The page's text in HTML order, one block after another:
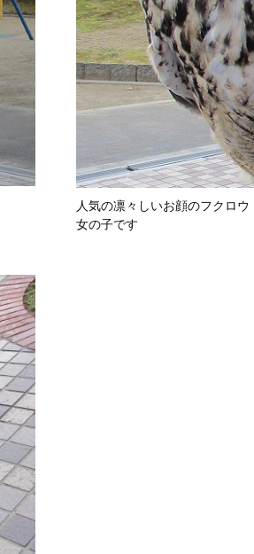
人気の凛々しいお顔のフクロウ
女の子です